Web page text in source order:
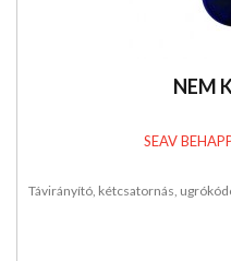
NEM
SEAV
Távirányító, kétcsatornás,